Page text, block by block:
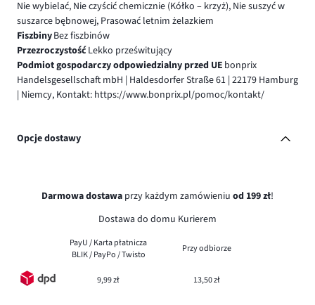
Nie wybielać, Nie czyścić chemicznie (Kółko – krzyż), Nie suszyć w
suszarce bębnowej, Prasować letnim żelazkiem
FiszbinyBez fiszbinów
PrzezroczystośćLekko prześwitujący
Podmiot gospodarczy odpowiedzialny przed UE bonprix
Handelsgesellschaft mbH | Haldesdorfer Straße 61 | 22179 Hamburg
| Niemcy, Kontakt: https://www.bonprix.pl/pomoc/kontakt/
Opcje dostawy
Darmowa dostawa przy każdym zamówieniu od 199 zł!
Dostawa do domu Kurierem
PayU / Karta płatnicza
BLIK / PayPo / Twisto
Przy odbiorze
9,99 zł 13,50 zł